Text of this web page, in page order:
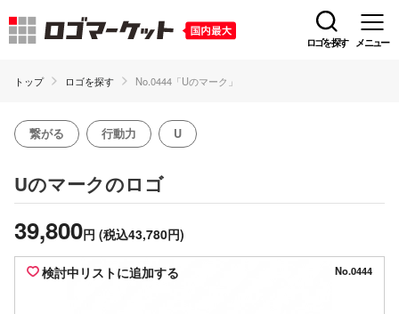
ロゴを探す メニュー
トップ ロゴを探す No.0444「Uのマーク」
繋がる 行動力 U
Uのマークのロゴ
39,800円 (税込43,780円)
検討中リストに追加する No.0444